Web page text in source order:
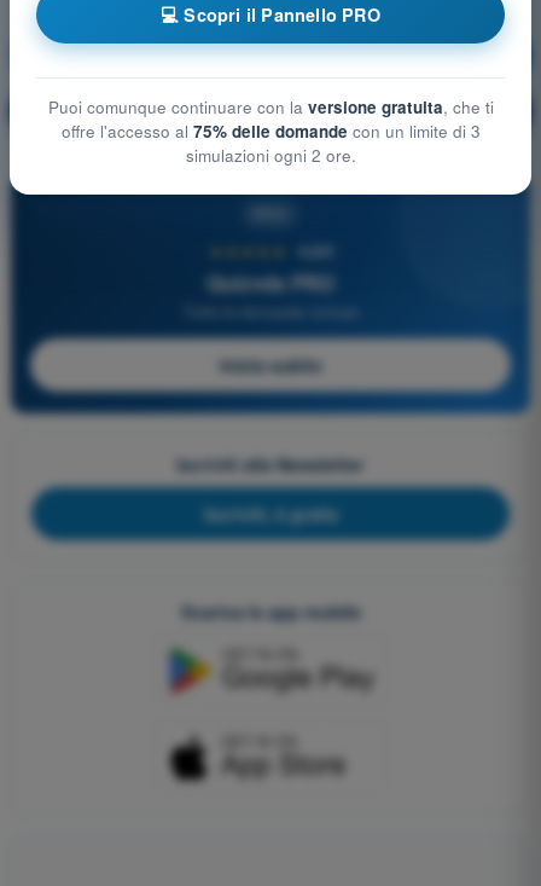
Principi del volo Allenamento!
🔒 PRO Spiegazione domanda
4,6/5
Quizvds PRO
Inizia subito
Iscriviti alla Newsletter
Iscriviti, è gratis
Scarica le app mobile
💻 Scopri il Pannello PRO
Puoi comunque continuare con la versione gratuita, che ti
offre l'accesso al 75% delle domande con un limite di 3
simulazioni ogni 2 ore.